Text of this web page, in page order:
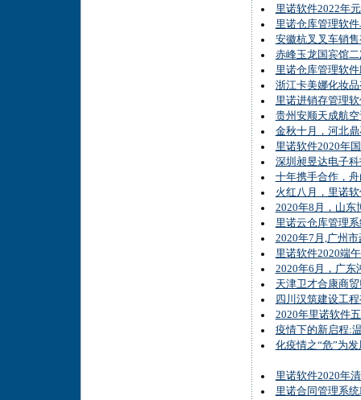
里诺软件2022年
里诺仓库管理软
安徽杭叉叉车销
赤峰玉龙国宾馆
里诺仓库管理软
浙江卡美娜化妆
里诺进销存管理
贵州安顺天成航
金秋十月，河北
里诺软件2020年
深圳昶昱达电子
十年携手合作，
火红八月，里诺
2020年8月，山东
里诺云仓库管理
2020年7月,广州
里诺软件2020端
2020年6月，广东
天津卫才合康商
四川汉筑建设工
2020年里诺软件
疫情下的新启程:
化疫情之“危”为
里诺软件2020年
里诺合同管理系